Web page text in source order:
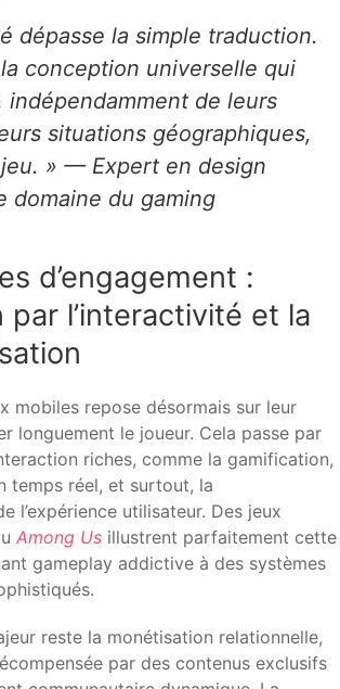
dépasse la simple traduction.
conception universelle qui
indépendamment de leurs
situations géographiques,
» — Expert en design
domaine du gaming
d’engagement :
l’interactivité et la
mobiles repose désormais sur leur
longuement le joueur. Cela passe par
riches, comme la gamification,
temps réel, et surtout, la
l’expérience utilisateur. Des jeux
Among Us illustrent parfaitement cette
gameplay addictive à des systèmes
reste la monétisation relationnelle,
par des contenus exclusifs